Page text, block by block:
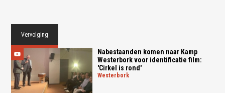
Vervolging
Nabestaanden komen naar Kamp
Westerbork voor identificatie film:
'Cirkel is rond'
westerbork